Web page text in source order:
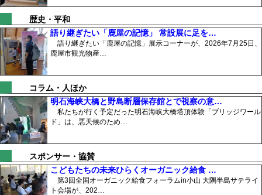
歴史・平和
語り継ぎたい「鹿屋の記憶」 常設展に足を…
語り継ぎたい「鹿屋の記憶」展示コーナーが、2026年7月25日、
鹿屋市観光物産…
コラム・人ほか
明石海峡大橋と野島断層保存館とで視察の意…
私たちが行く予定だった明石海峡大橋塔頂体験「ブリッジワール
ド」は、悪天候のため…
スポンサー・協賛
こどもたちの未来ひらくオーガニック給食 …
第3回全国オーガニック給食フォーラムin小山 大隅半島サテライ
ト会場が、202…